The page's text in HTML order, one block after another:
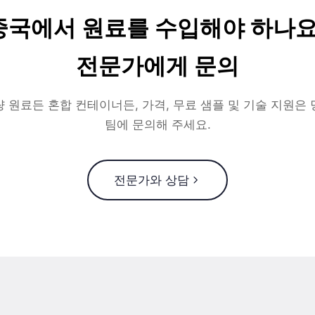
국에서 원료를 수입해야 하나
전문가에게 문의
원료든 혼합 컨테이너든, 가격, 무료 샘플 및 기술 지원은
팀에 문의해 주세요.
전문가와 상담